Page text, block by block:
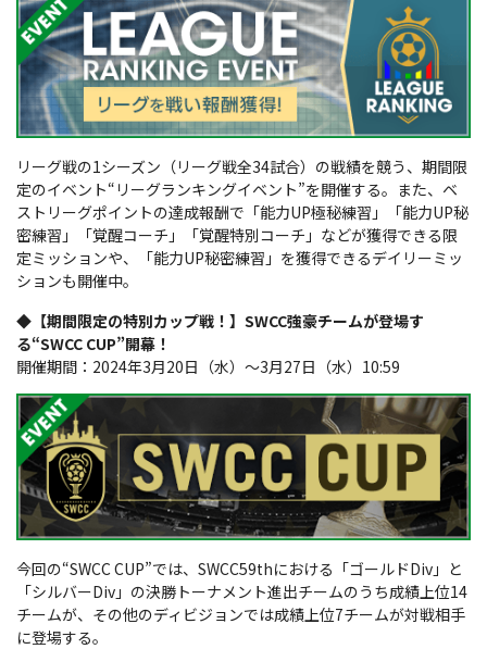
リーグ戦の1シーズン（リーグ戦全34試合）の戦績を競う、期間限
定のイベント“リーグランキングイベント”を開催する。また、ベ
ストリーグポイントの達成報酬で「能力UP極秘練習」「能力UP秘
密練習」「覚醒コーチ」「覚醒特別コーチ」などが獲得できる限
定ミッションや、「能力UP秘密練習」を獲得できるデイリーミッ
ションも開催中。
◆【期間限定の特別カップ戦！】SWCC強豪チームが登場す
る“SWCC CUP”開幕！
開催期間：2024年3月20日（水）～3月27日（水）10:59
今回の“SWCC CUP”では、SWCC59thにおける「ゴールドDiv」と
「シルバーDiv」の決勝トーナメント進出チームのうち成績上位14
チームが、その他のディビジョンでは成績上位7チームが対戦相手
に登場する。